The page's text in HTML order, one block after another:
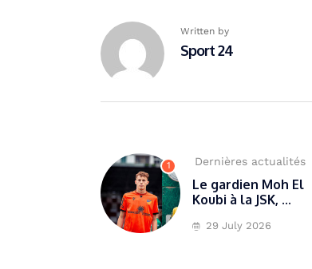
Written by
Sport 24
1 Dernières actualités
Le gardien Moh El
Koubi à la JSK, ...
29 July 2026